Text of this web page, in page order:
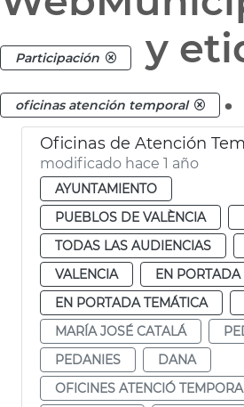
Participación y
oficinas atención temporal .
modificado hace 1 año
AYUNTAMIENTO
PUEBLOS DE VALÈNCIA
TODAS LAS AUDIENCIAS
VALENCIA
EN PORTADA
EN PORTADA TEMÁTICA
MARÍA JOSÉ CATALÁ
PEDANIES
DANA
OFICINES ATENCIÓ